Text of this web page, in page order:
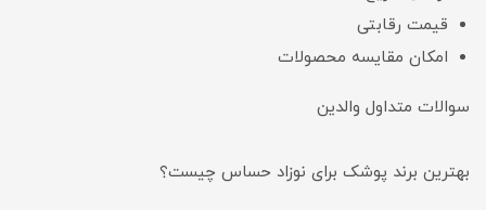
قیمت رقابتی
امکان مقایسه محصولات
سوالات متداول والدین
بهترین برند پوشک برای نوزاد حساس چیست؟